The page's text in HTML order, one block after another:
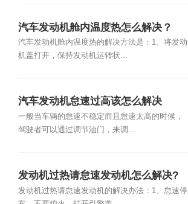
汽车发动机舱内温度热怎么解决？
汽车发动机舱内温度热的解决方法是：1、将发动
机盖打开，保持发动机运转状...
汽车发动机怠速过高该怎么解决
一般当车辆的怠速不稳定而且怠速太高的时候，
驾驶者可以通过调节油门，来调...
发动机过热请怠速发动机怎么解决?
发动机过热请怠速发动机的解决办法：1、怠速停